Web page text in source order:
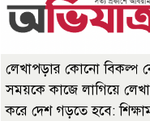
লেখাপড়ার কোনো বিকল্প
সময়কে কাজে লাগিয়ে
করে দেশ গড়তে হবে: